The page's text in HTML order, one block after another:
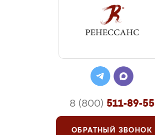
8 (800) 511-89-55
ОБРАТНЫЙ ЗВОНОК